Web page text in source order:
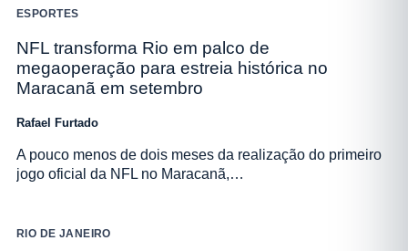
ESPORTES
NFL transforma Rio em palco de
megaoperação para estreia histórica no
Maracanã em setembro
Rafael Furtado
A pouco menos de dois meses da realização do primeiro
jogo oficial da NFL no Maracanã,…
RIO DE JANEIRO